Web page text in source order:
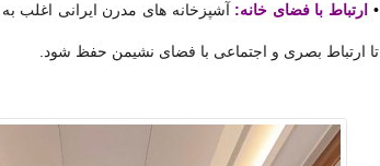
• ارتباط با فضای خانه: آشپزخانه های مدرن ایرانی
تا ارتباط بصری و اجتماعی با فضای نشیمن حفظ شود.